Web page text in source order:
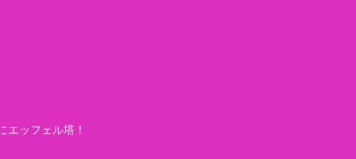
エッフェル塔！